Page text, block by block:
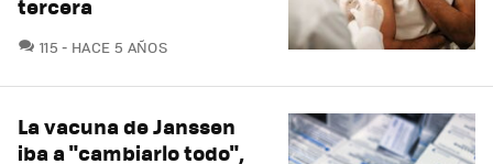
tercera
115 COMENTARIOS
HACE 5 AÑOS
La vacuna de Janssen
iba a "cambiarlo todo",